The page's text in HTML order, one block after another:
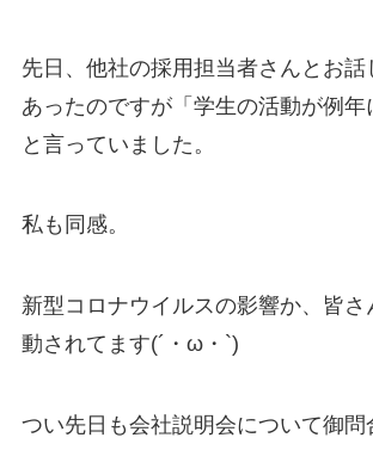
先日、他社の採用担当者さんとお話
あったのですが「学生の活動が例年
と言っていました。
私も同感。
新型コロナウイルスの影響か、皆さ
動されてます(´・ω・`)
つい先日も会社説明会について御問